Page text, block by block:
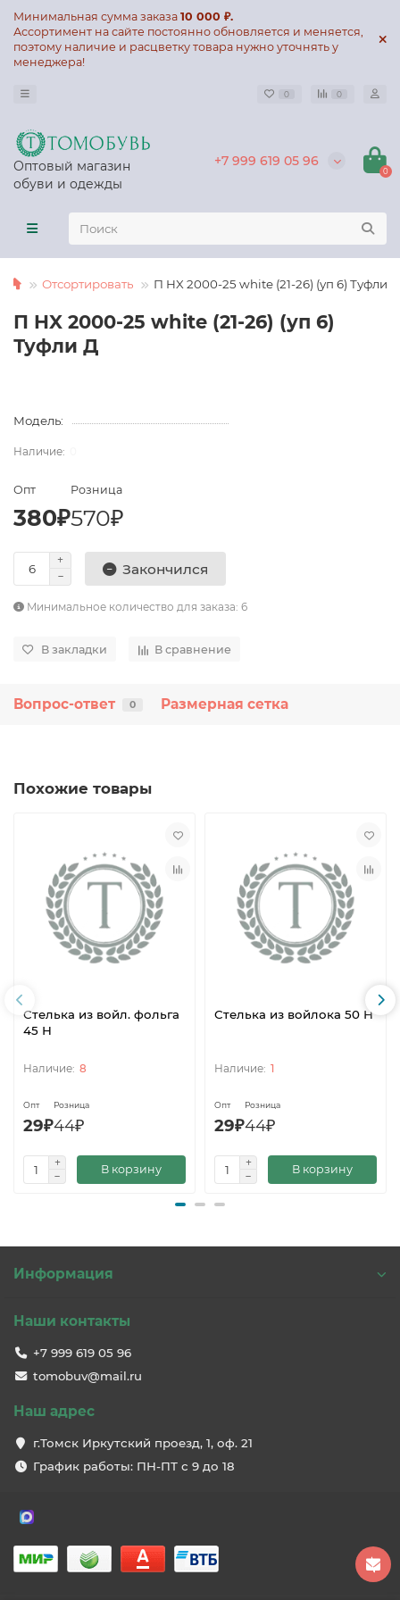
Минимальная сумма заказа 10 000 ₽.
Ассортимент на сайте постоянно обновляется и меняется,
поэтому наличие и расцветку товара нужно уточнять у
менеджера!
0 0
Оптовый магазин
обуви и одежды
+7 999 619 05 96
0
Отсортировать П HX 2000-25 white (21-26) (уп 6) Туфли Д
П HX 2000-25 white (21-26) (уп 6)
Туфли Д
Модель:
Опт
380₽
Розница
570₽
Закончился
Минимальное количество для заказа: 6
В закладки В сравнение
Вопрос-ответ 0 Размерная сетка
Похожие товары
Стелька из войл. фольга
45 Н
8
Опт
29₽
Розница
44₽
В корзину
Стелька из войлока 50 Н
1
Опт
29₽
Розница
44₽
В корзину
Информация
Наши контакты
+7 999 619 05 96
tomobuv@mail.ru
Наш адрес
г.Томск Иркутский проезд, 1, оф. 21
График работы: ПН-ПТ с 9 до 18